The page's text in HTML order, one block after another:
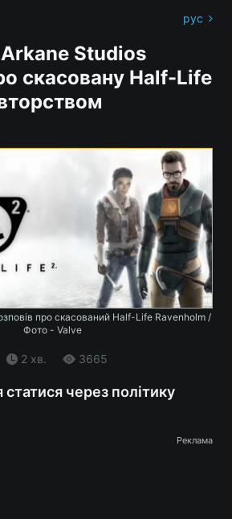
рус
Studios
скасовану Half-Life
про скасований Half-Life Ravenholm /
Фото - Valve
2 хв. 3665
статися через політику
Реклама